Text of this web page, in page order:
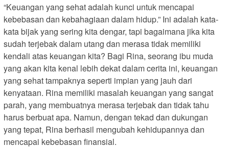
“Keuangan yang sehat adalah kunci untuk mencapai
kebebasan dan kebahagiaan dalam hidup.” Ini adalah kata-
kata bijak yang sering kita dengar, tapi bagaimana jika kita
sudah terjebak dalam utang dan merasa tidak memiliki
kendali atas keuangan kita? Bagi Rina, seorang ibu muda
yang akan kita kenal lebih dekat dalam cerita ini, keuangan
yang sehat tampaknya seperti impian yang jauh dari
kenyataan. Rina memiliki masalah keuangan yang sangat
parah, yang membuatnya merasa terjebak dan tidak tahu
harus berbuat apa. Namun, dengan tekad dan dukungan
yang tepat, Rina berhasil mengubah kehidupannya dan
mencapai kebebasan finansial.